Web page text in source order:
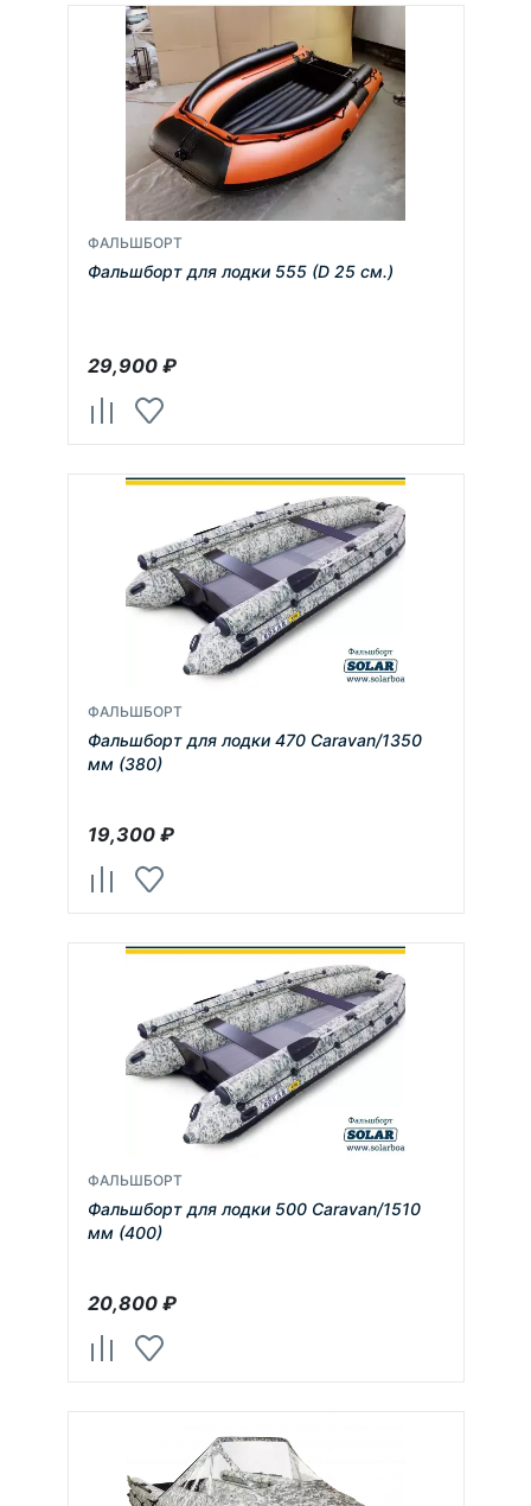
ФАЛЬШБОРТ
Фальшборт для лодки 555 (D 25 см.)
29,900₽
ФАЛЬШБОРТ
Фальшборт для лодки 470 Caravan/1350
мм (380)
19,300₽
ФАЛЬШБОРТ
Фальшборт для лодки 500 Caravan/1510
мм (400)
20,800₽